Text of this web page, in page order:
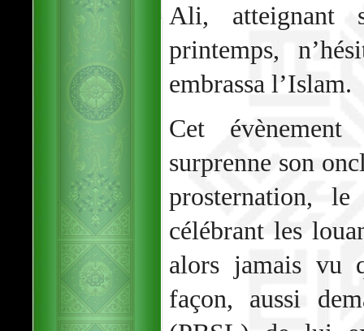
Ali, atteignant
printemps,
embrassa l’Islam.
Cet
surprenne son
prosternation,
célébrant les
alors jamais vu
façon, aussi